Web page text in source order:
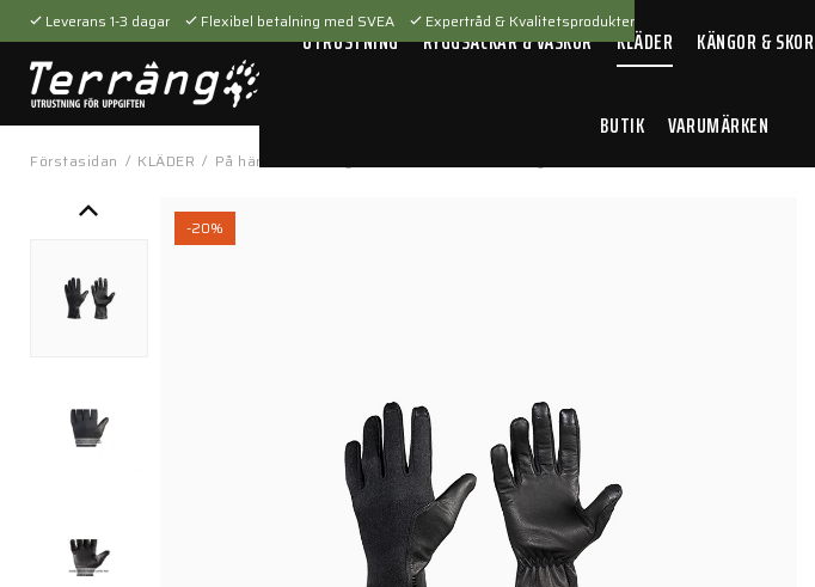
Leverans 1-3 dagar Flexibel betalning med SVEA Expertråd & Kvalitetsprodukter
UTRUSTNING RYGGSÄCKAR & VÄSKOR KLÄDER KÄNGOR & SKOR
BUTIK VARUMÄRKEN
Förstasidan / KLÄDER / På händerna
-20%